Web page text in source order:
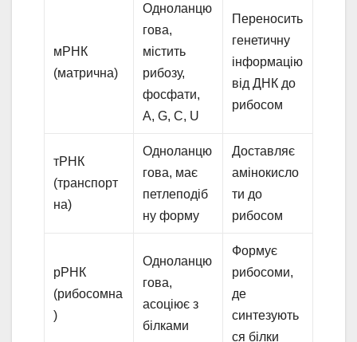
мРНК
(матрична)
Одноланцю
гова,
містить
рибозу,
фосфати,
A, G, C, U
Переносить
генетичну
інформацію
від ДНК до
рибосом
тРНК
(транспорт
на)
Одноланцю
гова, має
петлеподіб
ну форму
Доставляє
амінокисло
ти до
рибосом
рРНК
(рибосомна
)
Одноланцю
гова,
асоціює з
білками
Формує
рибосоми,
де
синтезують
ся білки